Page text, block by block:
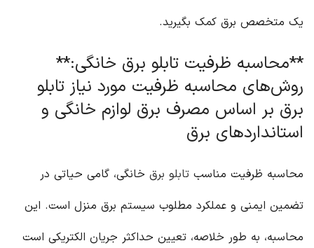
یک متخصص برق کمک بگیرید.
**محاسبه ظرفیت تابلو برق خانگی:**
روش‌های محاسبه ظرفیت مورد نیاز تابلو
برق بر اساس مصرف برق لوازم خانگی و
استانداردهای برق
محاسبه ظرفیت مناسب تابلو برق خانگی، گامی حیاتی در
تضمین ایمنی و عملکرد مطلوب سیستم برق منزل است. این
محاسبه، به طور خلاصه، تعیین حداکثر جریان الکتریکی است